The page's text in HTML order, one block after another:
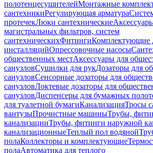
полотенцесушителейМонтажные
сантехникиРегулирующая арматура
протечекЛюки сантехнические
магистральных фильтров, систем
сантехническихФитингиКомплектующие
инсталляцийОпрессовочные насосы
общественных местАксессуары для
санузловСушилки для рукДозаторы для
санузловСенсорные дозаторы для
санузловЛоктевые дозаторы для
санузловДиспенсеры для бумажных
для туалетной бумагиКанализацияТросы
вантузыПрочистные машиныТрубы,
канализацииТрубы, фитинги наружной
канализационныеТеплый пол водяной
полаКоллекторы и комплектующие
полаАвтоматика для теплого